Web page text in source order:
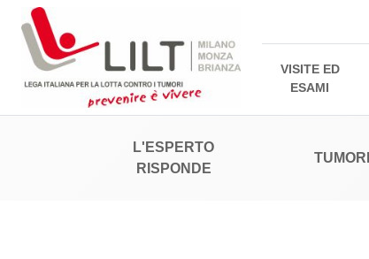
VISITE ED
ESAMI
L'ESPERTO
RISPONDE
TUMORI